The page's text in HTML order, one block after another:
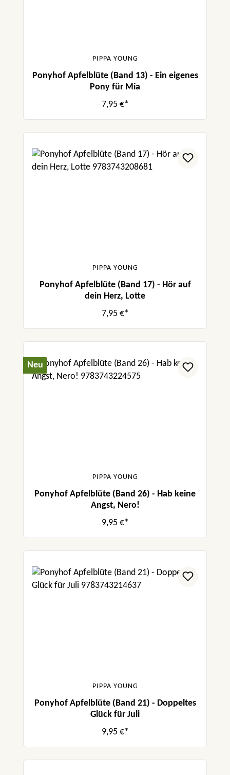
PIPPA YOUNG
Ponyhof Apfelblüte (Band 13) - Ein eigenes
Pony für Mia
7,95 €*
PIPPA YOUNG
Ponyhof Apfelblüte (Band 17) - Hör auf
dein Herz, Lotte
7,95 €*
Neu
PIPPA YOUNG
Ponyhof Apfelblüte (Band 26) - Hab keine
Angst, Nero!
9,95 €*
PIPPA YOUNG
Ponyhof Apfelblüte (Band 21) - Doppeltes
Glück für Juli
9,95 €*